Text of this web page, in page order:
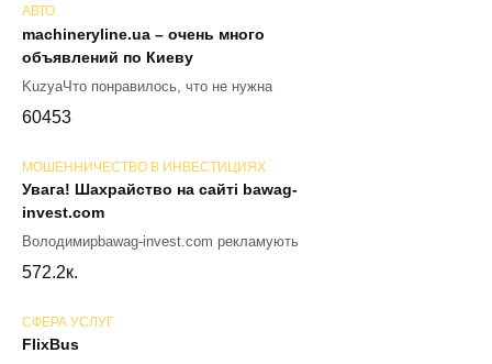
АВТО
machineryline.ua – очень много
объявлений по Киеву
KuzyaЧто понравилось, что не нужна
60453
МОШЕННИЧЕСТВО В ИНВЕСТИЦИЯХ
Увага! Шахрайство на сайті bawag-
invest.com
Володимирbawag-invest.com рекламують
572.2к.
СФЕРА УСЛУГ
FlixBus